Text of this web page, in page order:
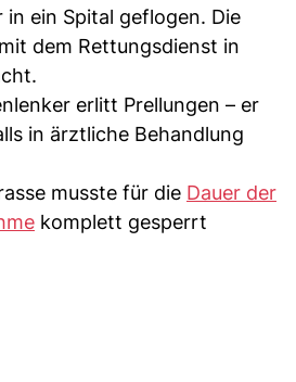
ein Spital geflogen. Die
mit dem Rettungsdienst in
erlitt Prellungen – er
in ärztliche Behandlung
musste für die Dauer der
komplett gesperrt